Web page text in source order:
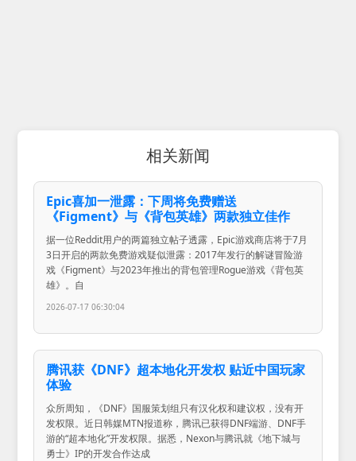
相关新闻
Epic喜加一泄露：下周将免费赠送
《Figment》与《背包英雄》两款独立佳作
据一位Reddit用户的两篇独立帖子透露，Epic游戏商店将于7月
3日开启的两款免费游戏疑似泄露：2017年发行的解谜冒险游
戏《Figment》与2023年推出的背包管理Rogue游戏《背包英
雄》。自
2026-07-17 06:30:04
腾讯获《DNF》超本地化开发权 贴近中国玩家
体验
众所周知，《DNF》国服策划组只有汉化权和建议权，没有开
发权限。近日韩媒MTN报道称，腾讯已获得DNF端游、DNF手
游的“超本地化”开发权限。据悉，Nexon与腾讯就《地下城与
勇士》IP的开发合作达成